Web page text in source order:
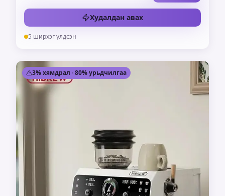
Худалдан авах
5 ширхэг үлдсэн
3% хямдрал · 80% урьдчилгаа